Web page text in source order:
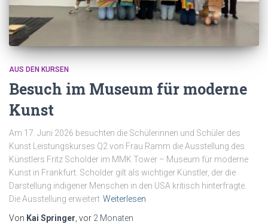
AUS DEN KURSEN
Besuch im Museum für moderne
Kunst
Am 17. Juni 2026 besuchten die Schülerinnen und Schüler des
Kunst Leistungskurses Q2 von Frau Ramm die Ausstellung des
Künstlers Fritz Scholder im MMK Tower – Museum für moderne
Kunst in Frankfurt. Scholder gilt als wichtiger Künstler, der die
Darstellung indigener Menschen in den USA kritisch hinterfragte.
Die Ausstellung erweitert Weiterlesen
Von Kai Springer , vor 2 Monaten